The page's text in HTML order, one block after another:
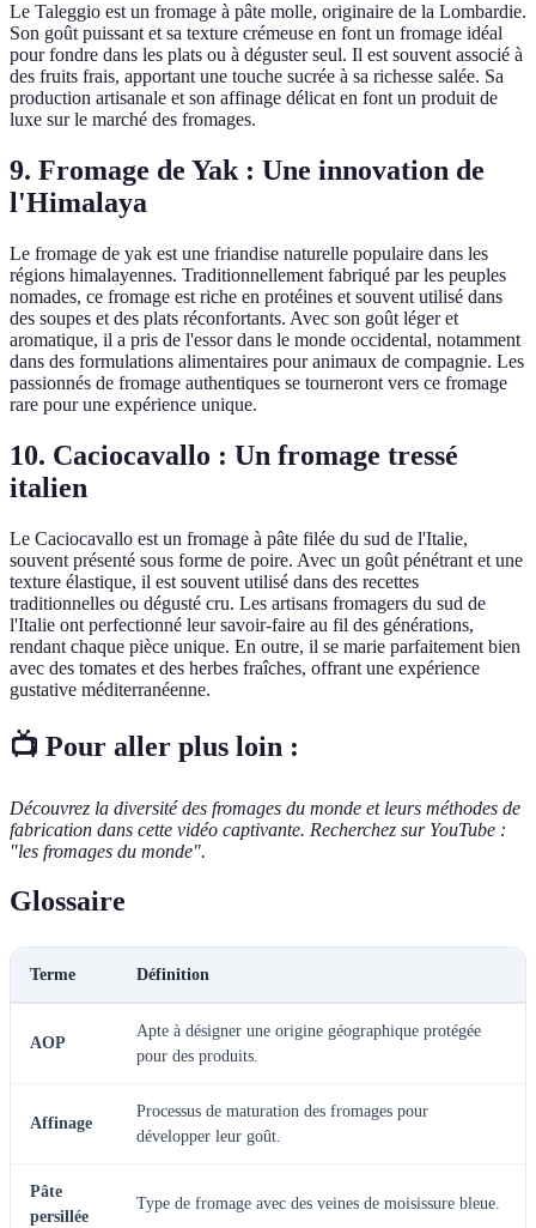
Le Taleggio est un fromage à pâte molle, originaire de la Lombardie.
Son goût puissant et sa texture crémeuse en font un fromage idéal
pour fondre dans les plats ou à déguster seul. Il est souvent associé à
des fruits frais, apportant une touche sucrée à sa richesse salée. Sa
production artisanale et son affinage délicat en font un produit de
luxe sur le marché des fromages.
9. Fromage de Yak : Une innovation de
l'Himalaya
Le fromage de yak est une friandise naturelle populaire dans les
régions himalayennes. Traditionnellement fabriqué par les peuples
nomades, ce fromage est riche en protéines et souvent utilisé dans
des soupes et des plats réconfortants. Avec son goût léger et
aromatique, il a pris de l'essor dans le monde occidental, notamment
dans des formulations alimentaires pour animaux de compagnie. Les
passionnés de fromage authentiques se tourneront vers ce fromage
rare pour une expérience unique.
10. Caciocavallo : Un fromage tressé
italien
Le Caciocavallo est un fromage à pâte filée du sud de l'Italie,
souvent présenté sous forme de poire. Avec un goût pénétrant et une
texture élastique, il est souvent utilisé dans des recettes
traditionnelles ou dégusté cru. Les artisans fromagers du sud de
l'Italie ont perfectionné leur savoir-faire au fil des générations,
rendant chaque pièce unique. En outre, il se marie parfaitement bien
avec des tomates et des herbes fraîches, offrant une expérience
gustative méditerranéenne.
📺 Pour aller plus loin :
Découvrez la diversité des fromages du monde et leurs méthodes de
fabrication dans cette vidéo captivante. Recherchez sur YouTube :
"les fromages du monde".
Glossaire
Terme Définition
AOP
Apte à désigner une origine géographique protégée
pour des produits.
Affinage
Processus de maturation des fromages pour
développer leur goût.
Pâte
persillée
Type de fromage avec des veines de moisissure bleue.